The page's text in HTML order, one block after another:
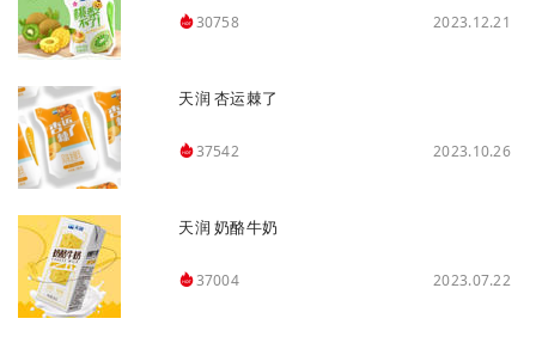
30758 2023.12.21
天润 杏运棘了
37542 2023.10.26
天润 奶酪牛奶
37004 2023.07.22